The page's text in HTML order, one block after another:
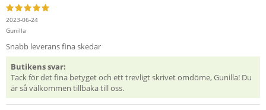
2023-06-24
Gunilla
Snabb leverans fina skedar
Butikens svar:
Tack för det fina betyget och ett trevligt skrivet omdöme, Gunilla! Du
är så välkommen tillbaka till oss.